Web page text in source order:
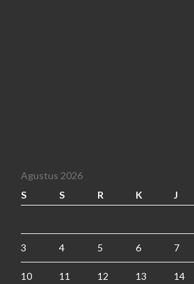
Agustus 2026
S
S R K J
3 4 5 6 7
10 11 12 13 14